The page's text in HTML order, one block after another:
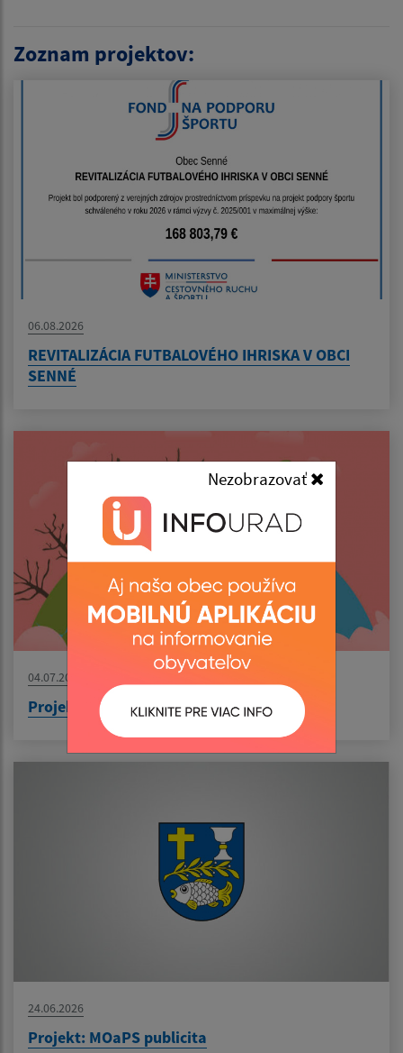
Nezobrazovať
Zoznam projektov:
06.08.2026
REVITALIZÁCIA FUTBALOVÉHO IHRISKA V OBCI
SENNÉ
04.07.2026
Projekt: Výsadba zelene v obci Senné
24.06.2026
Projekt: MOaPS publicita